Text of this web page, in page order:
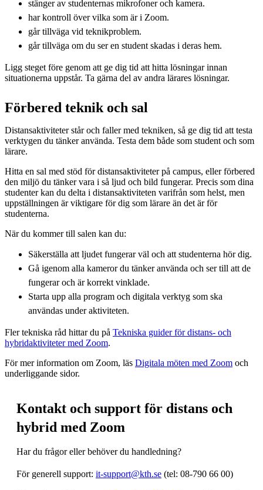
stänger av studenternas mikrofoner och kamera.
har kontroll över vilka som är i Zoom.
går tillväga vid teknikproblem.
går tillväga om du ser en student skadas i deras hem.
Ligg steget före genom att ge dig tid att hitta lösningar innan
situationerna uppstår. Ta gärna del av andra lärares lösningar.
Förbered teknik och sal
Distansaktiviteter står och faller med tekniken, så ge dig tid att testa
verktygen du tänker använda. Testa dem både som student och som
lärare.
Hitta en sal med stöd för distansaktiviteter på campus, eller förbered
den miljö du tänker vara i så ljud och bild fungerar. Precis som dina
studenter kan du delta i distansaktiviteten varifrån som helst, men
uppställningen är viktigare för dig som lärare än det är för
studenterna.
När du kommer till salen kan du:
Säkerställa att ljudet fungerar väl och att studenterna hör dig.
Gå igenom alla kameror du tänker använda och ser till att de
fungerar och är korrekt vinklade.
Starta upp alla program och digitala verktyg som ska
användas under aktiviteten.
Fler tekniska råd hittar du på Tekniska guider för distans- och
hybridaktiviteter med Zoom.
För mer information om Zoom, läs Digitala möten med Zoom och
underliggande sidor.
Kontakt och support för distans och
hybrid med Zoom
Har du frågor eller behöver du handledning?
För generell support: it-support@kth.se (tel: 08-790 66 00)